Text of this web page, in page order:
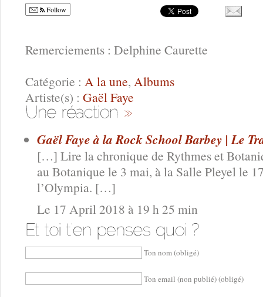
Follow
Remerciements : Delphine Caurette
Catégorie : A la une, Albums
Artiste(s) : Gaël Faye
Gaël Faye à la Rock School Barbey | Le
[…] Lire la chronique de Rythmes et
au Botanique le 3 mai, à la Salle Pleyel le
l’Olympia. […]
Le 17 April 2018 à 19 h 25 min
Ton nom (obligé)
Ton email (non publié) (obligé)